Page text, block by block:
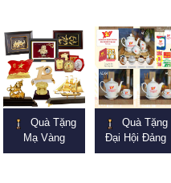
Quà Tặng
Mạ Vàng
Quà Tặng
Đại Hội Đảng